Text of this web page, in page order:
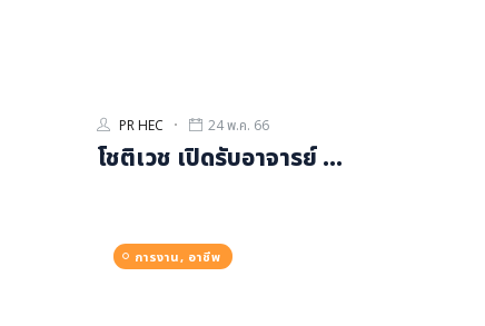
PR HEC 24 พ.ค. 66
โชติเวช เปิดรับอาจารย์ ...
การงาน, อาชีพ